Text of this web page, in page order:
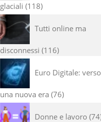
glaciali 118
Tutti online ma
disconnessi 116
Euro Digitale: verso
una nuova era 76
Donne e lavoro 74